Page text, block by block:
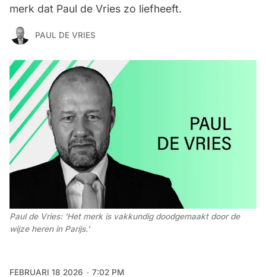
merk dat Paul de Vries zo liefheeft.
PAUL DE VRIES
Paul de Vries: 'Het merk is vakkundig doodgemaakt door de
wijze heren in Parijs.'
FEBRUARI 18 2026
7:02 PM